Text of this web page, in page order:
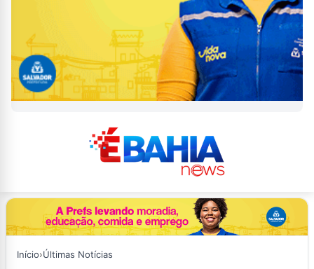
Início›Últimas Notícias